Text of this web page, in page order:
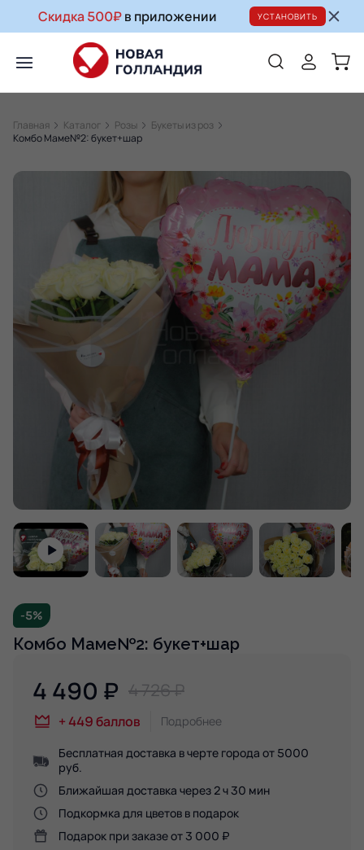
Скидка 500₽в приложении УСТАНОВИТЬ
Главная Каталог Розы
Букеты из роз
Комбо Маме№2: букет+шар
-5%
Комбо Маме№2: букет+шар
4 490 ₽ 4 726 ₽
+ 449баллов Подробнее
Бесплатная доставка в черте города от 5000
руб.
Ближайшая доставка через 2 ч 30 мин
Подкормка для цветов в подарок
Подарок при заказе от 3 000 ₽